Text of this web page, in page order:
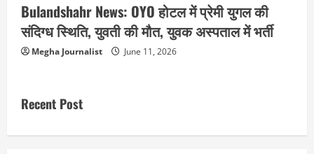
Bulandshahr News: OYO होटल में प्रेमी युगल की
संदिग्ध स्थिति, युवती की मौत, युवक अस्पताल में भर्ती
Megha Journalist June 11, 2026
Recent Post